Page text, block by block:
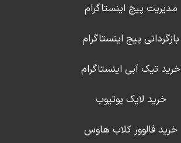
مدیریت پیج اینستاگرام
بازگردانی پیج اینستاگرام
خرید تیک آبی اینستاگرام
خرید لایک یوتیوب
خرید فالوور کلاب هاوس